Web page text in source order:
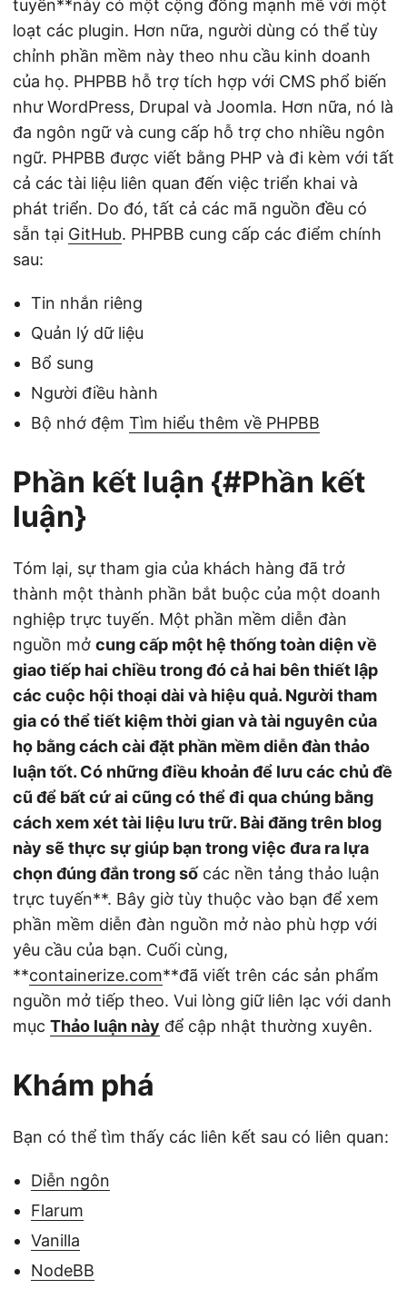
tuyến**này có một cộng đồng mạnh mẽ với một
loạt các plugin. Hơn nữa, người dùng có thể tùy
chỉnh phần mềm này theo nhu cầu kinh doanh
của họ. PHPBB hỗ trợ tích hợp với CMS phổ biến
như WordPress, Drupal và Joomla. Hơn nữa, nó là
đa ngôn ngữ và cung cấp hỗ trợ cho nhiều ngôn
ngữ. PHPBB được viết bằng PHP và đi kèm với tất
cả các tài liệu liên quan đến việc triển khai và
phát triển. Do đó, tất cả các mã nguồn đều có
sẵn tại GitHub. PHPBB cung cấp các điểm chính
sau:
Tin nhắn riêng
Quản lý dữ liệu
Bổ sung
Người điều hành
Bộ nhớ đệm Tìm hiểu thêm về PHPBB
Phần kết luận {#Phần kết
luận}
Tóm lại, sự tham gia của khách hàng đã trở
thành một thành phần bắt buộc của một doanh
nghiệp trực tuyến. Một phần mềm diễn đàn
nguồn mở cung cấp một hệ thống toàn diện về
giao tiếp hai chiều trong đó cả hai bên thiết lập
các cuộc hội thoại dài và hiệu quả. Người tham
gia có thể tiết kiệm thời gian và tài nguyên của
họ bằng cách cài đặt phần mềm diễn đàn thảo
luận tốt. Có những điều khoản để lưu các chủ đề
cũ để bất cứ ai cũng có thể đi qua chúng bằng
cách xem xét tài liệu lưu trữ. Bài đăng trên blog
này sẽ thực sự giúp bạn trong việc đưa ra lựa
chọn đúng đắn trong sốcác nền tảng thảo luận
trực tuyến**. Bây giờ tùy thuộc vào bạn để xem
phần mềm diễn đàn nguồn mở nào phù hợp với
yêu cầu của bạn. Cuối cùng,
**containerize.com**đã viết trên các sản phẩm
nguồn mở tiếp theo. Vui lòng giữ liên lạc với danh
mục Thảo luận này để cập nhật thường xuyên.
Khám phá
Bạn có thể tìm thấy các liên kết sau có liên quan:
Diễn ngôn
Flarum
Vanilla
NodeBB